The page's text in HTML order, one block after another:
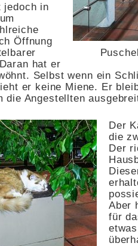
jedoch in
Öffnung
hat er
Selbst wenn ein
er keine Miene. Er
die Angestellten
Der
die
Der
Aber
für